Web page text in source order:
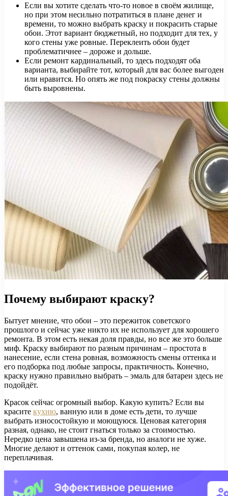
Если вы хотите сделать что-то новое в своём жилище,
но при этом несильно потратиться в плане денег и
времени, то можно выбрать краску и покрасить старые
обои. Этот вариант бюджетный, но подходит для тех, у
кого стены уже ровные. Переклеить обои будет
проблематичнее – дороже и дольше.
Если ремонт кардинальный, то здесь подходят оба
варианта, выбирайте тот, который для вас более выгоден
или нравится. Но опять же под покраску стены должны
быть выровнены.
Почему выбирают краску?
Бытует мнение, что обои – это пережиток советского
прошлого и сейчас уже никто их не использует для хорошего
ремонта. В этом есть некая доля правды, но все же это больше
миф. Краску выбирают по разным причинам – простота в
нанесение, если стена ровная, возможность смены оттенка и
его подборка под любые запросы, практичность. Конечно,
краску нужно правильно выбрать – эмаль для батареи здесь не
подойдёт.
Красок сейчас огромный выбор. Какую купить? Если вы
красите кухню, ванную или в доме есть дети, то лучше
выбрать износостойкую и моющуюся. Ценовая категория
разная, однако, не стоит гнаться только за стоимостью.
Нередко цена завышена из-за бренда, но аналоги не хуже.
Многие делают и оттенок сами, покупая колер, не
переплачивая.